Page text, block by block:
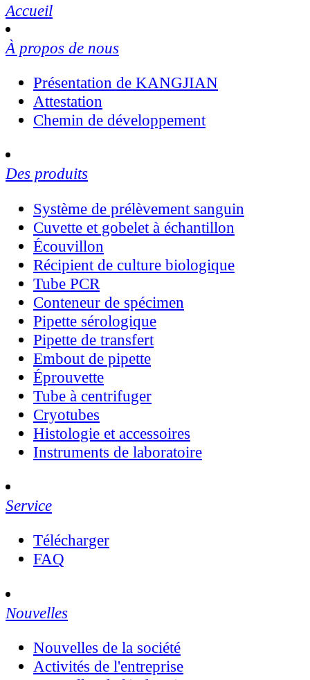
Accueil
À propos de nous
Présentation de KANGJIAN
Attestation
Chemin de développement
Des produits
Système de prélèvement sanguin
Cuvette et gobelet à échantillon
Écouvillon
Récipient de culture biologique
Tube PCR
Conteneur de spécimen
Pipette sérologique
Pipette de transfert
Embout de pipette
Éprouvette
Tube à centrifuger
Cryotubes
Histologie et accessoires
Instruments de laboratoire
Service
Télécharger
FAQ
Nouvelles
Nouvelles de la société
Activités de l'entreprise